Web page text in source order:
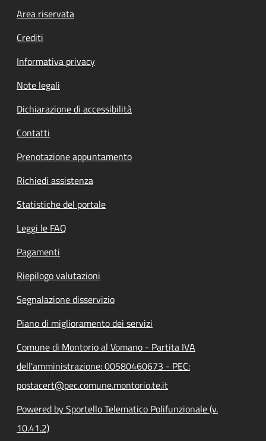
Footer menu
Area riservata
Crediti
Informativa privacy
Note legali
Dichiarazione di accessibilità
Contatti
Prenotazione appuntamento
Richiedi assistenza
Statistiche del portale
Leggi le FAQ
Pagamenti
Riepilogo valutazioni
Segnalazione disservizio
Piano di miglioramento dei servizi
Comune di Montorio al Vomano - Partita IVA
dell'amministrazione: 00580460673 - PEC:
postacert@pec.comune.montorio.te.it
Powered by Sportello Telematico Polifunzionale (v.
10.41.2)